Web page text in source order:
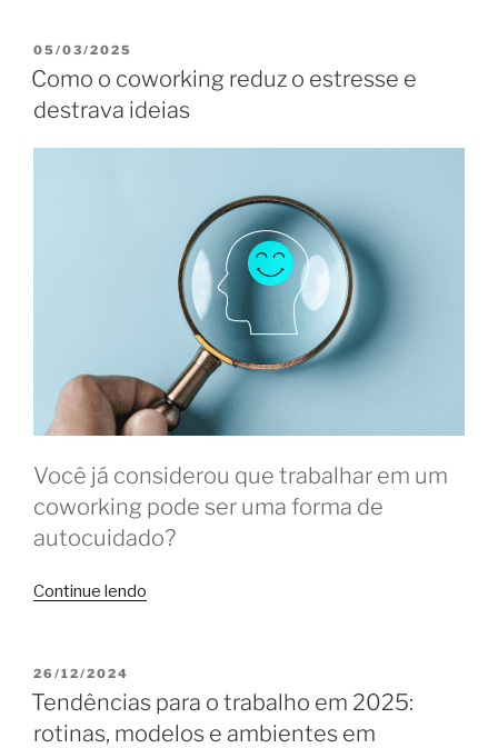
CO:
como
compartilhados
trabalho”
PUBLICADO
EM
05/03/2025
Como o coworking reduz o estresse e
destrava ideias
Você já considerou que trabalhar em um
coworking pode ser uma forma de
autocuidado?
Continue lendo
o
estresse
PUBLICADO
EM
26/12/2024
Tendências para o trabalho em 2025:
rotinas, modelos e ambientes em